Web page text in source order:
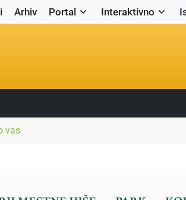
Arhiv Portal Interaktivno
vas